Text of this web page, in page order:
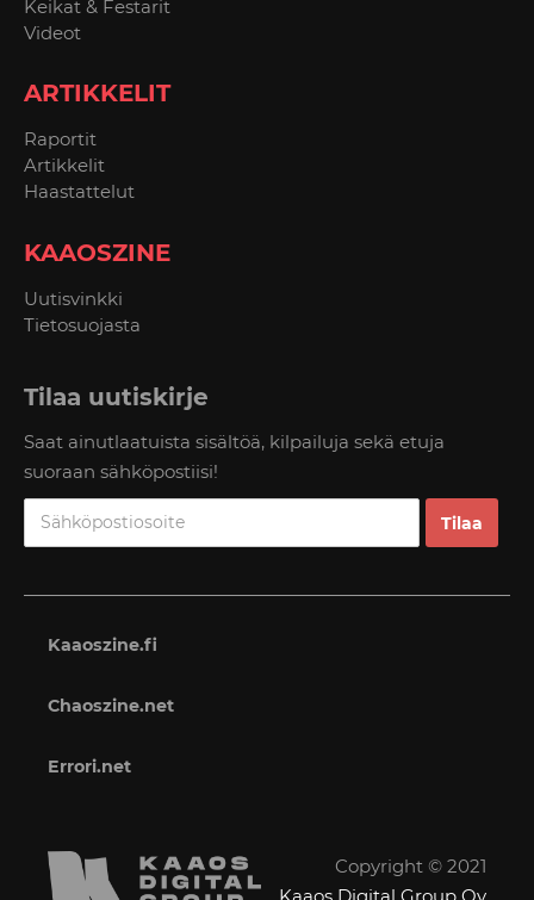
Keikat & Festarit
Videot
ARTIKKELIT
Raportit
Artikkelit
Haastattelut
KAAOSZINE
Uutisvinkki
Tietosuojasta
Tilaa uutiskirje
Saat ainutlaatuista sisältöä, kilpailuja sekä etuja
suoraan sähköpostiisi!
Kaaoszine.fi
Chaoszine.net
Errori.net
Copyright © 2021
Kaaos Digital Group Oy